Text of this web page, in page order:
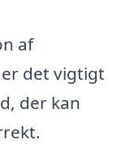
af
det vigtigt
der kan